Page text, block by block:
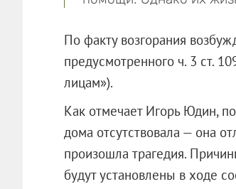
По факту возгорания
предусмотренного ч. 3 ст.
лицам»).
Как отмечает Игорь Юдин,
дома отсутствовала — она
произошла трагедия.
будут установлены в